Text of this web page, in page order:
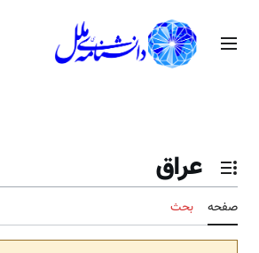
محتوامنوی اصلی
تغییر وضعیت فهرست محتویات
عراق
صفحه بحث